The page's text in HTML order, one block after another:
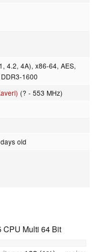
4.2, 4A), x86-64, AES,
1600
(? - 553 MHz)
old
CPU Multi 64 Bit